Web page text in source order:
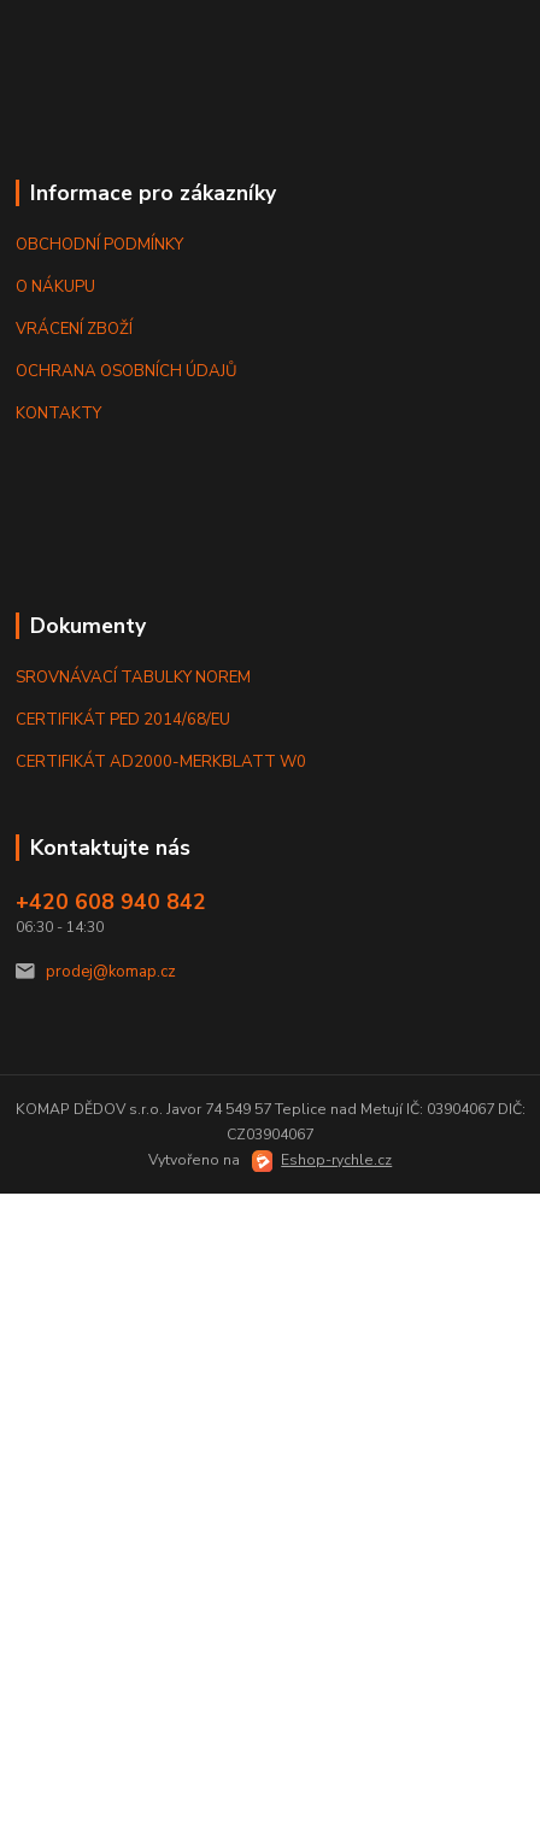
Informace pro zákazníky
OBCHODNÍ PODMÍNKY
O NÁKUPU
VRÁCENÍ ZBOŽÍ
OCHRANA OSOBNÍCH ÚDAJŮ
KONTAKTY
Dokumenty
SROVNÁVACÍ TABULKY NOREM
CERTIFIKÁT PED 2014/68/EU
CERTIFIKÁT AD2000-MERKBLATT W0
Kontaktujte nás
+420 608 940 842
06:30 - 14:30
prodej@komap.cz
KOMAP DĚDOV s.r.o. Javor 74 549 57 Teplice nad Metují IČ: 03904067 DIČ:
CZ03904067
Vytvořeno na
Eshop-rychle.cz